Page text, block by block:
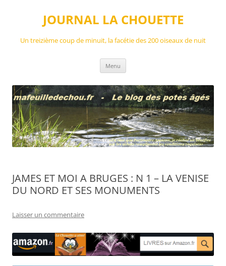
JOURNAL LA CHOUETTE
Un treizième coup de minuit, la facétie des 200 oiseaux de nuit
Menu
JAMES ET MOI A BRUGES : N 1 – LA VENISE
DU NORD ET SES MONUMENTS
Laisser un commentaire